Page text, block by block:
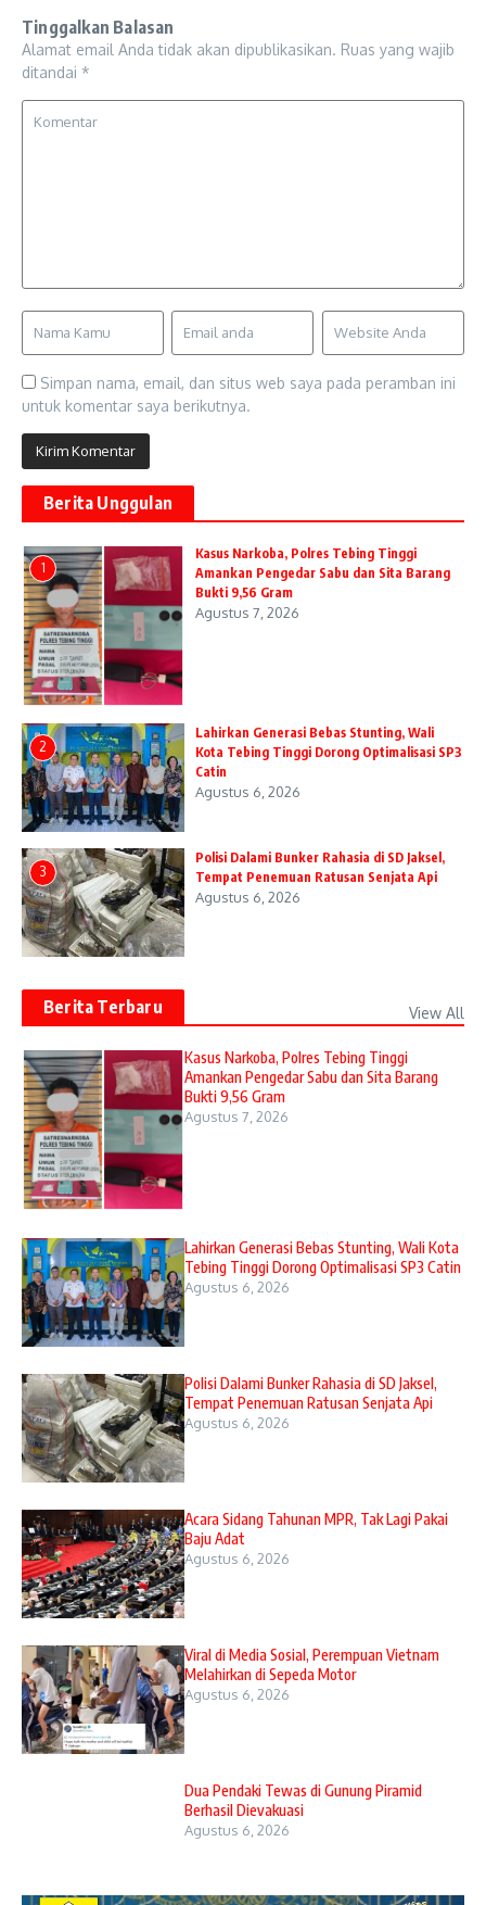
Tinggalkan Balasan
Alamat email Anda tidak akan dipublikasikan. Ruas yang wajib
ditandai *
Simpan nama, email, dan situs web saya pada peramban ini
untuk komentar saya berikutnya.
Berita Unggulan
1
Kasus Narkoba, Polres Tebing Tinggi
Amankan Pengedar Sabu dan Sita Barang
Bukti 9,56 Gram
Agustus 7, 2026
2
Lahirkan Generasi Bebas Stunting, Wali
Kota Tebing Tinggi Dorong Optimalisasi SP3
Catin
Agustus 6, 2026
3
Polisi Dalami Bunker Rahasia di SD Jaksel,
Tempat Penemuan Ratusan Senjata Api
Agustus 6, 2026
Berita Terbaru View All
Kasus Narkoba, Polres Tebing Tinggi
Amankan Pengedar Sabu dan Sita Barang
Bukti 9,56 Gram
Agustus 7, 2026
Lahirkan Generasi Bebas Stunting, Wali Kota
Tebing Tinggi Dorong Optimalisasi SP3 Catin
Agustus 6, 2026
Polisi Dalami Bunker Rahasia di SD Jaksel,
Tempat Penemuan Ratusan Senjata Api
Agustus 6, 2026
Acara Sidang Tahunan MPR, Tak Lagi Pakai
Baju Adat
Agustus 6, 2026
Viral di Media Sosial, Perempuan Vietnam
Melahirkan di Sepeda Motor
Agustus 6, 2026
Dua Pendaki Tewas di Gunung Piramid
Berhasil Dievakuasi
Agustus 6, 2026